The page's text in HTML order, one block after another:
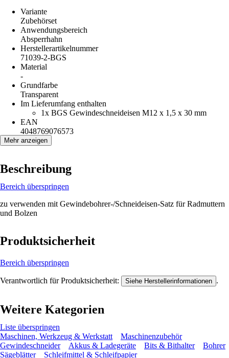
Variante
Zubehörset
Anwendungsbereich
Absperrhahn
Herstellerartikelnummer
71039-2-BGS
Material
-
Grundfarbe
Transparent
Im Lieferumfang enthalten
1x BGS Gewindeschneideisen M12 x 1,5 x 30 mm
EAN
4048769076573
Mehr anzeigen
Beschreibung
Bereich überspringen
zu verwenden mit Gewindebohrer-/Schneideisen-Satz für Radmuttern
und Bolzen
Produktsicherheit
Bereich überspringen
Verantwortlich für Produktsicherheit: Siehe Herstellerinformationen .
Weitere Kategorien
Liste überspringen
Maschinen, Werkzeug & Werkstatt
Maschinenzubehör
Gewindeschneider
Akkus & Ladegeräte Bits & Bithalter
Bohrer
Sägeblätter
Schleifmittel & Schleifpapier